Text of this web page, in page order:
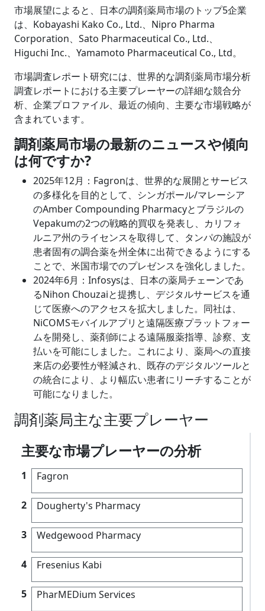
市場展望によると、日本の調剤薬局市場のトップ5企業
は、Kobayashi Kako Co., Ltd.、Nipro Pharma
Corporation、Sato Pharmaceutical Co., Ltd.、
Higuchi Inc.、Yamamoto Pharmaceutical Co., Ltd。
市場調査レポート研究には、世界的な調剤薬局市場分析
調査レポートにおける主要プレーヤーの詳細な競合分
析、企業プロファイル、最近の傾向、主要な市場戦略が
含まれています。
調剤薬局市場の最新のニュースや傾向
は何ですか?
2025年12月：Fagronは、世界的な展開とサービス
の多様化を目的として、シンガポール/マレーシア
のAmber Compounding Pharmacyとブラジルの
Vepakumの2つの戦略的買収を発表し、カリフォ
ルニア州のライセンスを取得して、タンパの施設が
患者固有の調合薬を州全体に出荷できるようにする
ことで、米国市場でのプレゼンスを強化しました。
2024年6月：Infosysは、日本の薬局チェーンであ
るNihon Chouzaiと提携し、デジタルサービスを通
じて医療へのアクセスを拡大しました。同社は、
NiCOMSモバイルアプリと遠隔医療プラットフォー
ムを開発し、薬剤師による遠隔服薬指導、診察、支
払いを可能にしました。これにより、薬局への直接
来店の必要性が軽減され、既存のデジタルツールと
の統合により、より幅広い患者にリーチすることが
可能になりました。
調剤薬局主な主要プレーヤー
主要な市場プレーヤーの分析
1 Fagron
2 Dougherty's Pharmacy
3 Wedgewood Pharmacy
4 Fresenius Kabi
5 PharMEDium Services